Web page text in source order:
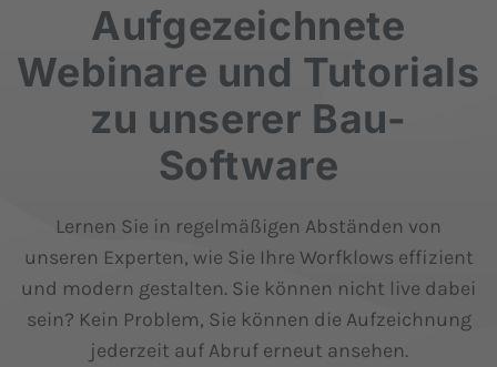
Aufgezeichnete
Webinare und Tutorials
zu unserer Bau-
Software
Lernen Sie in regelmäßigen Abständen von
unseren Experten, wie Sie Ihre Worfklows effizient
und modern gestalten. Sie können nicht live dabei
sein? Kein Problem, Sie können die Aufzeichnung
jederzeit auf Abruf erneut ansehen.